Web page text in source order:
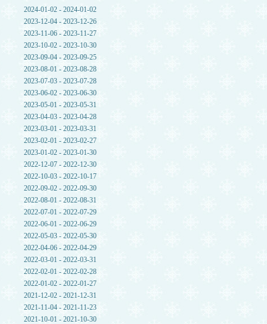
2024-01-02 - 2024-01-02
2023-12-04 - 2023-12-26
2023-11-06 - 2023-11-27
2023-10-02 - 2023-10-30
2023-09-04 - 2023-09-25
2023-08-01 - 2023-08-28
2023-07-03 - 2023-07-28
2023-06-02 - 2023-06-30
2023-05-01 - 2023-05-31
2023-04-03 - 2023-04-28
2023-03-01 - 2023-03-31
2023-02-01 - 2023-02-27
2023-01-02 - 2023-01-30
2022-12-07 - 2022-12-30
2022-10-03 - 2022-10-17
2022-09-02 - 2022-09-30
2022-08-01 - 2022-08-31
2022-07-01 - 2022-07-29
2022-06-01 - 2022-06-29
2022-05-03 - 2022-05-30
2022-04-06 - 2022-04-29
2022-03-01 - 2022-03-31
2022-02-01 - 2022-02-28
2022-01-02 - 2022-01-27
2021-12-02 - 2021-12-31
2021-11-04 - 2021-11-23
2021-10-01 - 2021-10-30